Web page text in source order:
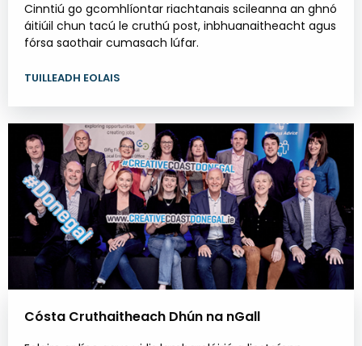
Cinntiú go gcomhlíontar riachtanais scileanna an ghnó
áitiúil chun tacú le cruthú post, inbhuanaitheacht agus
fórsa saothair cumasach lúfar.
TUILLEADH EOLAIS
Cósta Cruthaitheach Dhún na nGall